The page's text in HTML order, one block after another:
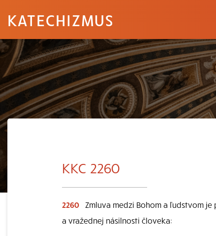
KATECHIZMUS
KKC 2260
2260
Zmluva medzi Bohom a ľudstvom
a vražednej násilnosti človeka: